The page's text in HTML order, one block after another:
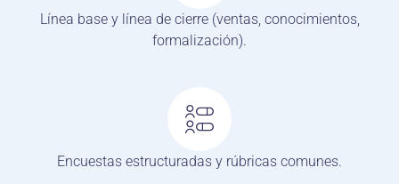
Línea base y línea de cierre (ventas, conocimientos,
formalización).
Encuestas estructuradas y rúbricas comunes.